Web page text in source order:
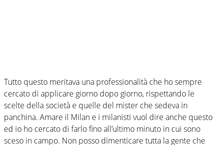
Tutto questo meritava una professionalità che ho sempre
cercato di applicare giorno dopo giorno, rispettando le
scelte della società e quelle del mister che sedeva in
panchina. Amare il Milan e i milanisti vuol dire anche questo
ed io ho cercato di farlo fino all’ultimo minuto in cui sono
sceso in campo. Non posso dimenticare tutta la gente che